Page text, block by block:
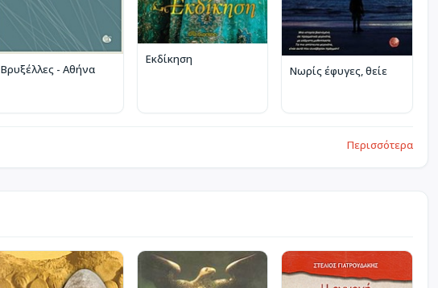
Βρυξέλλες - Αθήνα
Εκδίκηση
Νωρίς έφυγες, θείε
Περισσότερα